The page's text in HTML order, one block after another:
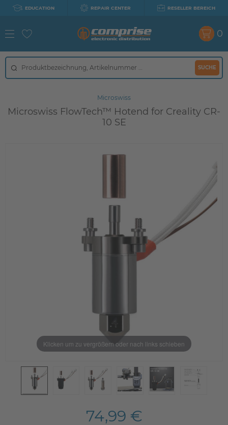
EDUCATION REPAIR CENTER RESELLER BEREICH
SUCHE
0
Microswiss
Microswiss FlowTech™ Hotend for Creality CR-
10 SE
Klicken um zu vergrößern oder nach links schieben
74,99 €